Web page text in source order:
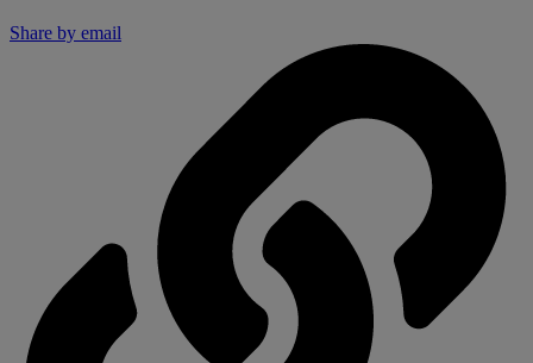
Share by email